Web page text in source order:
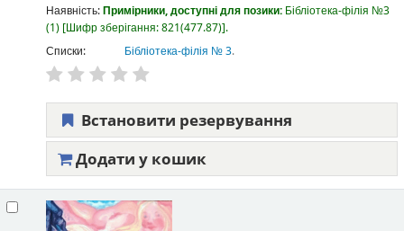
Наявність:Примірники, доступні для позики: Бібліотека-філія №3
(1) Шифр зберігання:821(477.87) .
Списки:
Бібліотека-філія № 3.
Встановити резервування
Додати у кошик